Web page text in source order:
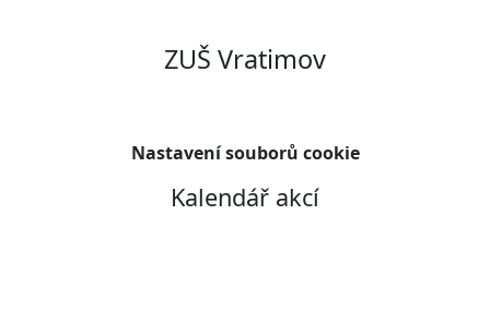
ZUŠ Vratimov
Nastavení souborů cookie
Kalendář akcí